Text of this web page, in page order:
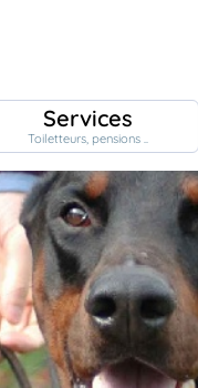
Services
Toiletteurs, pensions ..